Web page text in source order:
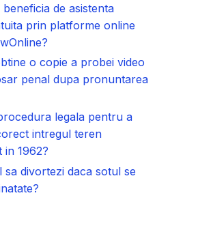
de asistenta
prin platforme online
o copie a probei video
penal dupa pronuntarea
legala pentru a
intregul teren
in 1962?
sa divortezi daca sotul se